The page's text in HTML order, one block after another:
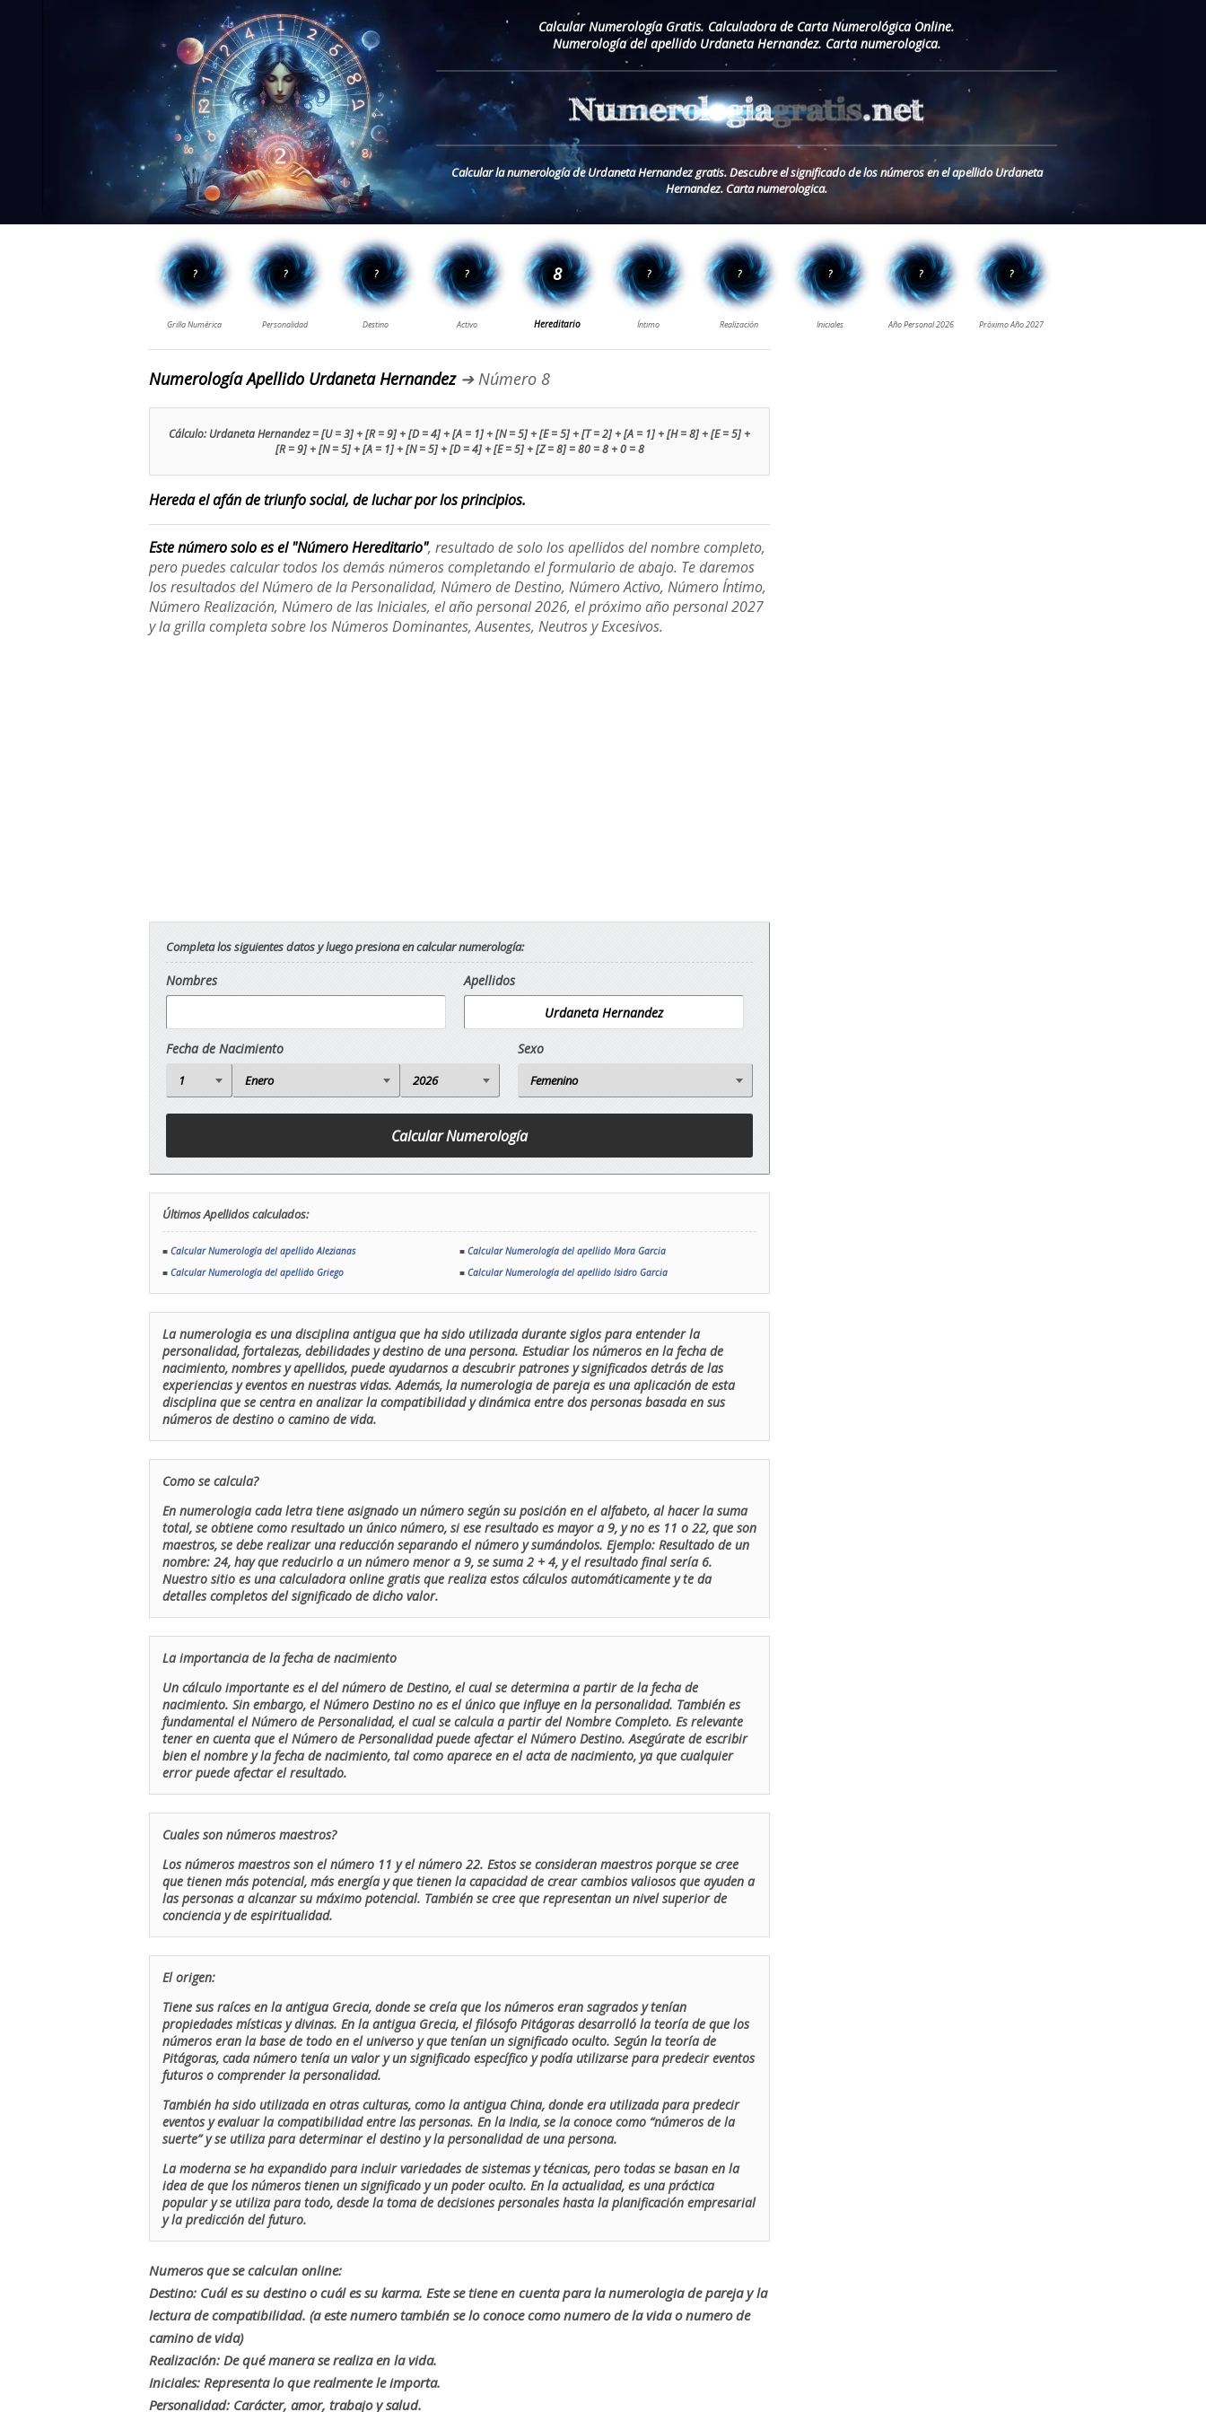
Calcular Numerología Gratis. Calculadora de Carta Numerológica Online.
Numerología del apellido Urdaneta Hernandez. Carta numerologica.
Calcular la numerología de Urdaneta Hernandez gratis. Descubre el significado de los números en el apellido Urdaneta
Hernandez. Carta numerologica.
Numerología Apellido Urdaneta Hernandez➔ Número 8
Cálculo: Urdaneta Hernandez = [U = 3] + [R = 9] + [D = 4] + [A = 1] + [N = 5] + [E = 5] + [T = 2] + [A = 1] + [H = 8] + [E = 5] +
[R = 9] + [N = 5] + [A = 1] + [N = 5] + [D = 4] + [E = 5] + [Z = 8] = 80 = 8 + 0 = 8
Hereda el afán de triunfo social, de luchar por los principios.
Este número solo es el "Número Hereditario", resultado de solo los apellidos del nombre completo,
pero puedes calcular todos los demás números completando el formulario de abajo. Te daremos
los resultados del Número de la Personalidad, Número de Destino, Número Activo, Número Íntimo,
Número Realización, Número de las Iniciales, el año personal 2026, el próximo año personal 2027
y la grilla completa sobre los Números Dominantes, Ausentes, Neutros y Excesivos.
Completa los siguientes datos y luego presiona en calcular numerología:
Nombres Apellidos
Fecha de Nacimiento Sexo
Últimos Apellidos calculados:
■ Calcular Numerología del apellido Alezianas ■ Calcular Numerología del apellido Mora Garcia
■ Calcular Numerología del apellido Griego ■ Calcular Numerología del apellido Isidro Garcia
La numerologia es una disciplina antigua que ha sido utilizada durante siglos para entender la
personalidad, fortalezas, debilidades y destino de una persona. Estudiar los números en la fecha de
nacimiento, nombres y apellidos, puede ayudarnos a descubrir patrones y significados detrás de las
experiencias y eventos en nuestras vidas. Además, la numerologia de pareja es una aplicación de esta
disciplina que se centra en analizar la compatibilidad y dinámica entre dos personas basada en sus
números de destino o camino de vida.
Como se calcula?
En numerologia cada letra tiene asignado un número según su posición en el alfabeto, al hacer la suma
total, se obtiene como resultado un único número, si ese resultado es mayor a 9, y no es 11 o 22, que son
maestros, se debe realizar una reducción separando el número y sumándolos. Ejemplo: Resultado de un
nombre: 24, hay que reducirlo a un número menor a 9, se suma 2 + 4, y el resultado final sería 6.
Nuestro sitio es una calculadora online gratis que realiza estos cálculos automáticamente y te da
detalles completos del significado de dicho valor.
La importancia de la fecha de nacimiento
Un cálculo importante es el del número de Destino, el cual se determina a partir de la fecha de
nacimiento. Sin embargo, el Número Destino no es el único que influye en la personalidad. También es
fundamental el Número de Personalidad, el cual se calcula a partir del Nombre Completo. Es relevante
tener en cuenta que el Número de Personalidad puede afectar el Número Destino. Asegúrate de escribir
bien el nombre y la fecha de nacimiento, tal como aparece en el acta de nacimiento, ya que cualquier
error puede afectar el resultado.
Cuales son números maestros?
Los números maestros son el número 11 y el número 22. Estos se consideran maestros porque se cree
que tienen más potencial, más energía y que tienen la capacidad de crear cambios valiosos que ayuden a
las personas a alcanzar su máximo potencial. También se cree que representan un nivel superior de
conciencia y de espiritualidad.
El origen:
Tiene sus raíces en la antigua Grecia, donde se creía que los números eran sagrados y tenían
propiedades místicas y divinas. En la antigua Grecia, el filósofo Pitágoras desarrolló la teoría de que los
números eran la base de todo en el universo y que tenían un significado oculto. Según la teoría de
Pitágoras, cada número tenía un valor y un significado específico y podía utilizarse para predecir eventos
futuros o comprender la personalidad.
También ha sido utilizada en otras culturas, como la antigua China, donde era utilizada para predecir
eventos y evaluar la compatibilidad entre las personas. En la India, se la conoce como “números de la
suerte” y se utiliza para determinar el destino y la personalidad de una persona.
La moderna se ha expandido para incluir variedades de sistemas y técnicas, pero todas se basan en la
idea de que los números tienen un significado y un poder oculto. En la actualidad, es una práctica
popular y se utiliza para todo, desde la toma de decisiones personales hasta la planificación empresarial
y la predicción del futuro.
Numeros que se calculan online:
Destino: Cuál es su destino o cuál es su karma. Este se tiene en cuenta para la numerologia de pareja y la
lectura de compatibilidad. (a este numero también se lo conoce como numero de la vida o numero de
camino de vida)
Realización: De qué manera se realiza en la vida.
Iniciales: Representa lo que realmente le importa.
Personalidad: Carácter, amor, trabajo y salud.